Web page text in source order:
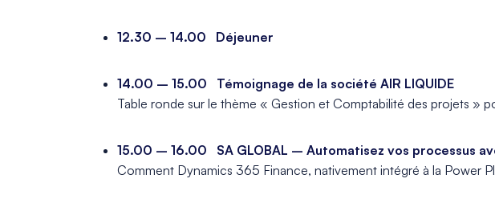
12.30 – 14.00 Déjeuner
14.00 – 15.00 Témoignage de la société AIR LIQUIDE
Table ronde sur le thème « Gestion et Comptabilité des projets »
15.00 – 16.00 SA GLOBAL – Automatisez vos processus
Comment Dynamics 365 Finance, nativement intégré à la Power